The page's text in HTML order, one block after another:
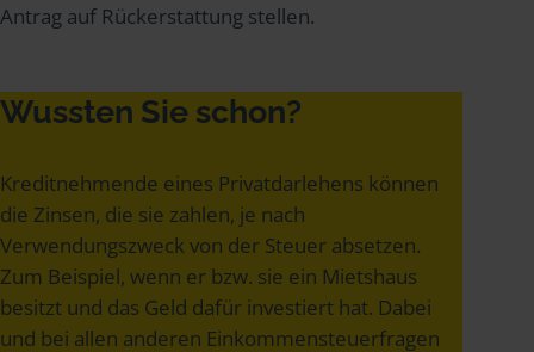
Antrag auf Rückerstattung stellen.
Wussten Sie schon?
Kreditnehmende eines Privatdarlehens können
die Zinsen, die sie zahlen, je nach
Verwendungszweck von der Steuer absetzen.
Zum Beispiel, wenn er bzw. sie ein Mietshaus
besitzt und das Geld dafür investiert hat. Dabei
und bei allen anderen Einkommensteuerfragen